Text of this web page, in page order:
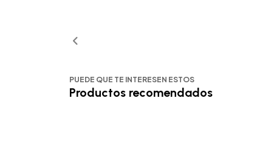
PUEDE QUE TE INTERESEN ESTOS
Productos recomendados